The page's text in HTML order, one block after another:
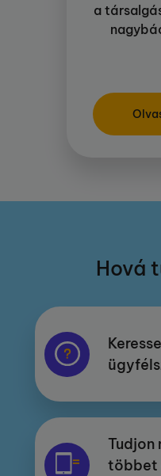
a
Hová
Tudjon
többet